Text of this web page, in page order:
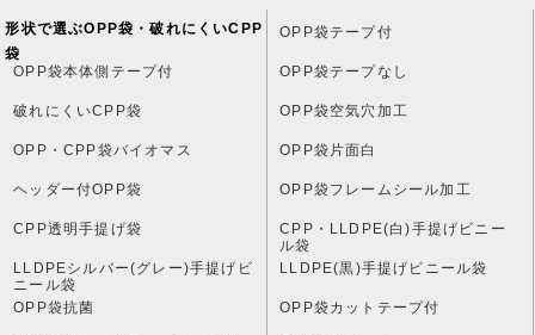
形状で選ぶOPP袋・破れにくいCPP
袋
OPP袋テープ付
OPP袋本体側テープ付 OPP袋テープなし
破れにくいCPP袋 OPP袋空気穴加工
OPP・CPP袋バイオマス OPP袋片面白
ヘッダー付OPP袋 OPP袋フレームシール加工
CPP透明手提げ袋
CPP・LLDPE(白)手提げビニー
ル袋
LLDPEシルバー(グレー)手提げビ
ニール袋
LLDPE(黒)手提げビニール袋
OPP袋抗菌 OPP袋カットテープ付